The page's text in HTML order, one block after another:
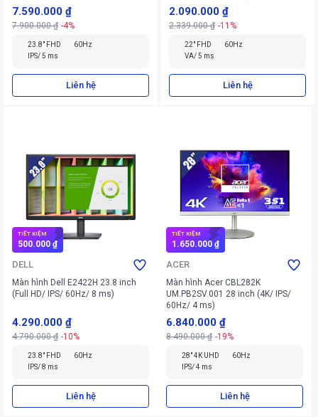
7.590.000 ₫
7.900.000 ₫ -4%
23.8" FHD
60Hz
IPS/ 5 ms
Liên hệ
2.090.000 ₫
2.339.000 ₫ -11%
22" FHD
60Hz
VA/ 5 ms
Liên hệ
TIẾT KIỆM
500.000 ₫
DELL
Màn hình Dell E2422H 23.8 inch
(Full HD/ IPS/ 60Hz/ 8 ms)
4.290.000 ₫
4.790.000 ₫ -10%
23.8" FHD
60Hz
IPS/ 8 ms
Liên hệ
TIẾT KIỆM
1.650.000 ₫
ACER
Màn hình Acer CBL282K
UM.PB2SV.001 28 inch (4K/ IPS/
60Hz/ 4 ms)
6.840.000 ₫
8.490.000 ₫ -19%
28" 4K UHD
60Hz
IPS/ 4 ms
Liên hệ